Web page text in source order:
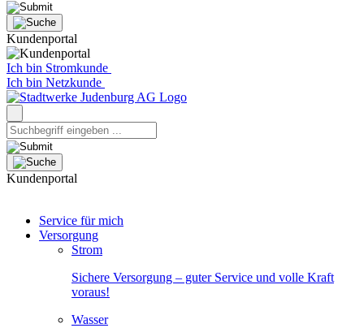
Kundenportal
Ich bin Stromkunde
Ich bin Netzkunde
Kundenportal
Service für mich
Versorgung
Strom
Sichere Versorgung – guter Service und volle Kraft
voraus!
Wasser